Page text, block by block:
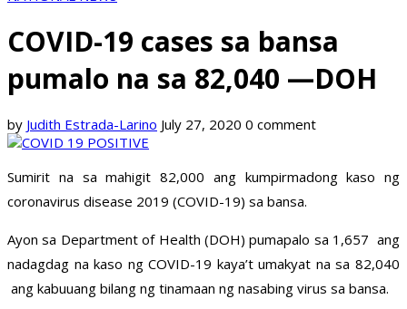
COVID-19 cases sa bansa
pumalo na sa 82,040 —DOH
by Judith Estrada-Larino July 27, 2020 0 comment
Sumirit na sa mahigit 82,000 ang kumpirmadong kaso ng
coronavirus disease 2019 (COVID-19) sa bansa.
Ayon sa Department of Health (DOH) pumapalo sa 1,657 ang
nadagdag na kaso ng COVID-19 kaya’t umakyat na sa 82,040
ang kabuuang bilang ng tinamaan ng nasabing virus sa bansa.